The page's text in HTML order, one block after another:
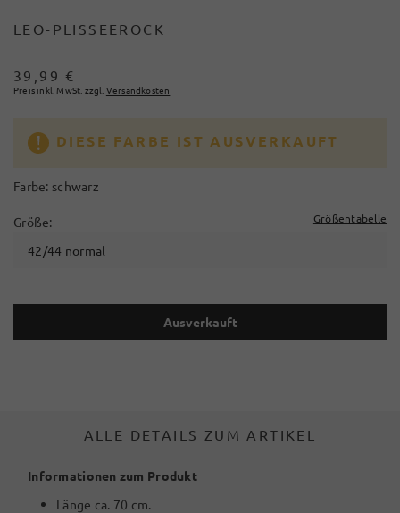
LEO-PLISSEEROCK
39,99 €
Preis inkl. MwSt. zzgl. Versandkosten
DIESE FARBE IST AUSVERKAUFT
Farbe: schwarz
Größe: Größentabelle
42/44 normal
Ausverkauft
ALLE DETAILS ZUM ARTIKEL
Informationen zum Produkt
Länge ca. 70 cm.